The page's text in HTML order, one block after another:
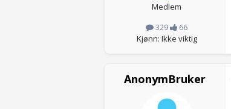
Medlem
329
66
Kjønn: Ikke viktig
AnonymBruker